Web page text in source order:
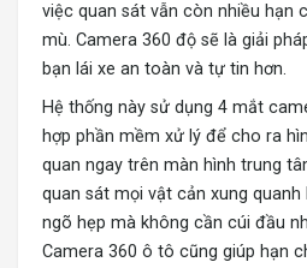
việc quan sát vẫn còn nhiều hạn
mù. Camera 360 độ sẽ là giải
bạn lái xe an toàn và tự tin hơn.
Hệ thống này sử dụng 4 mắt
hợp phần mềm xử lý để cho ra
quan ngay trên màn hình trung
quan sát mọi vật cản xung
ngõ hẹp mà không cần cúi đầu
Camera 360 ô tô cũng giúp hạn